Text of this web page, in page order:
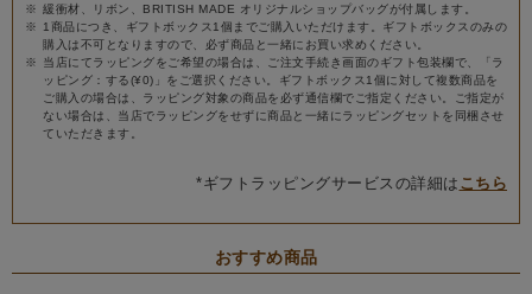
緩衝材、リボン、BRITISH MADE オリジナルショップバッグが付属します。
1商品につき、ギフトボックス1個までご購入いただけます。ギフトボックスのみの
購入は不可となりますので、必ず商品と一緒にお買い求めください。
当店にてラッピングをご希望の場合は、ご注文手続き画面のギフト包装欄で、「ラ
ッピング：する(¥0)」をご選択ください。ギフトボックス1個に対して複数商品を
ご購入の場合は、ラッピング対象の商品を必ず通信欄でご指定ください。ご指定が
ない場合は、当店でラッピングをせずに商品と一緒にラッピングセットを同梱させ
ていただきます。
*ギフトラッピングサービスの詳細は こちら
おすすめ商品